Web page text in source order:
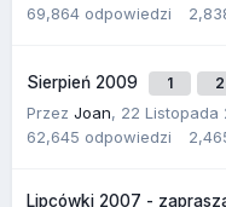
69,864 odpowiedzi
Sierpień 2009 1 2
Przez Joan, 22 Listopada
62,645 odpowiedzi
Lipcówki 2007 -